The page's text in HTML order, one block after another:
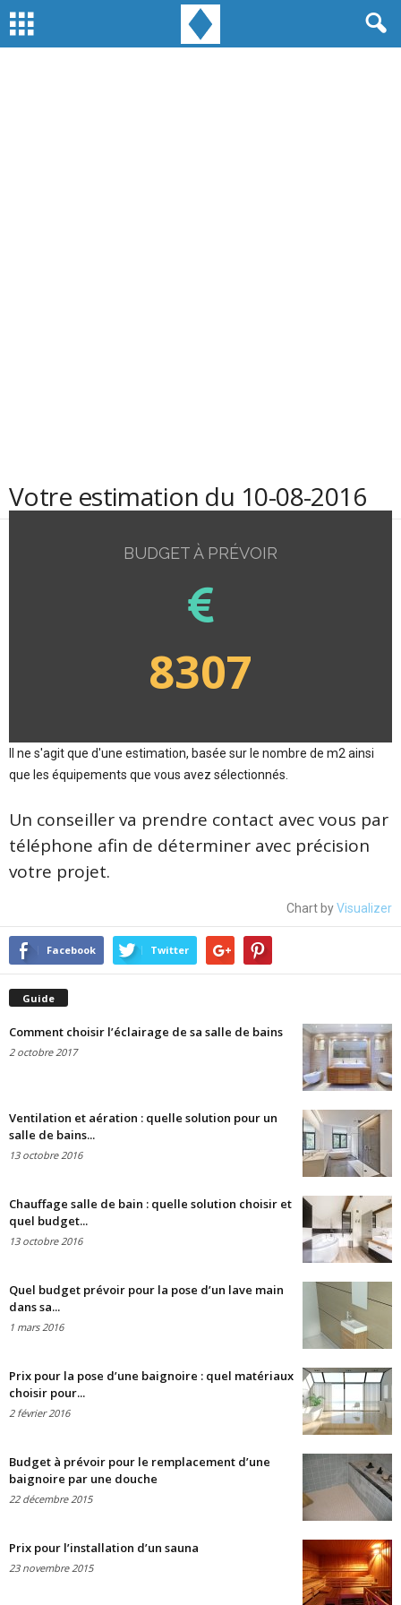
Votre estimation du 10-08-2016
BUDGET À PRÉVOIR
8307
Il ne s'agit que d'une estimation, basée sur le nombre de m2 ainsi
que les équipements que vous avez sélectionnés.
Un conseiller va prendre contact avec vous par
téléphone afin de déterminer avec précision
votre projet.
Chart byVisualizer
Facebook Twitter
Guide
Comment choisir l’éclairage de sa salle de bains
2 octobre 2017
Ventilation et aération : quelle solution pour un
salle de bains...
13 octobre 2016
Chauffage salle de bain : quelle solution choisir et
quel budget...
13 octobre 2016
Quel budget prévoir pour la pose d’un lave main
dans sa...
1 mars 2016
Prix pour la pose d’une baignoire : quel matériaux
choisir pour...
2 février 2016
Budget à prévoir pour le remplacement d’une
baignoire par une douche
22 décembre 2015
Prix pour l’installation d’un sauna
23 novembre 2015